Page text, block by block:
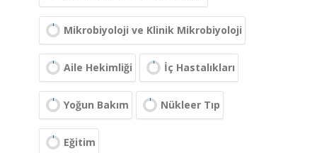
Mikrobiyoloji ve Klinik Mikrobiyoloji
Aile Hekimliği İç Hastalıkları
Yoğun Bakım Nükleer Tıp
Eğitim